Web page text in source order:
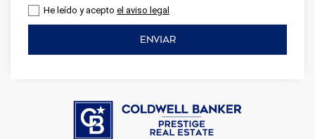
He leído y acepto el aviso legal
ENVIAR